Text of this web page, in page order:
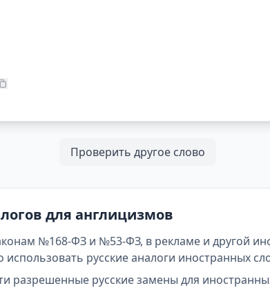
Проверить другое слово
для англицизмов
№168-ФЗ и №53-ФЗ, в рекламе и другой
русские аналоги иностранных
разрешенные русские замены для